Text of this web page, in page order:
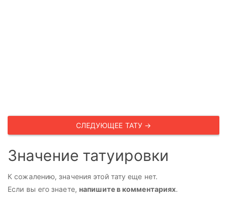
СЛЕДУЮЩЕЕ ТАТУ →
Значение татуировки
К сожалению, значения этой тату еще нет.
Если вы его знаете, напишите в комментариях.